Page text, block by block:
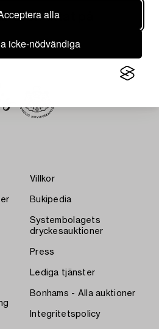
alla
icke-nödvändiga
även tittat på
Villkor
Bukipedia
Systembolagets
dryckesauktioner
Press
Lediga tjänster
Bonhams - Alla auktioner
Integritetspolicy